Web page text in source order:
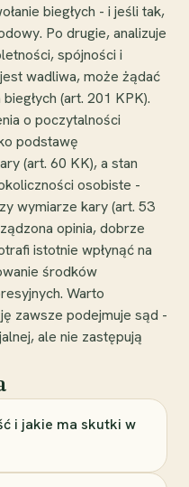
biegłych - i jeśli tak,
Po drugie, analizuje
spójności i
wadliwa, może żądać
(art. 201 KPK).
o poczytalności
podstawę
(art. 60 KK), a stan
osobiste -
wymiarze kary (art. 53
opinia, dobrze
istotnie wpłynąć na
środków
Warto
zawsze podejmuje sąd -
ale nie zastępują
i jakie ma skutki w